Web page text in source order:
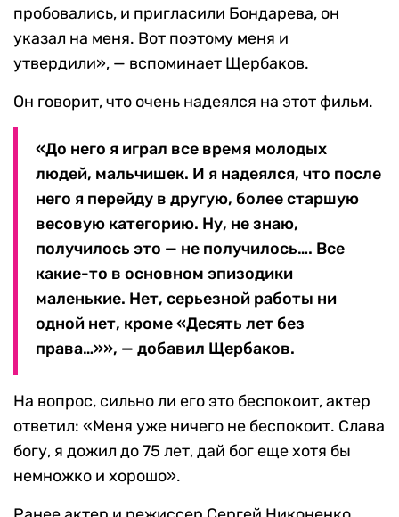
пробовались, и пригласили Бондарева, он
указал на меня. Вот поэтому меня и
утвердили», — вспоминает Щербаков.
Он говорит, что очень надеялся на этот фильм.
«До него я играл все время молодых
людей, мальчишек. И я надеялся, что после
него я перейду в другую, более старшую
весовую категорию. Ну, не знаю,
получилось это — не получилось…. Все
какие-то в основном эпизодики
маленькие. Нет, серьезной работы ни
одной нет, кроме «Десять лет без
права…»», — добавил Щербаков.
На вопрос, сильно ли его это беспокоит, актер
ответил: «Меня уже ничего не беспокоит. Слава
богу, я дожил до 75 лет, дай бог еще хотя бы
немножко и хорошо».